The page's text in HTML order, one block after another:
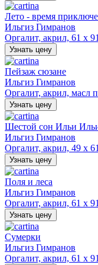
Лето - время
Ильгиз Гимранов
Оргалит, акрил, 61 х
Узнать цену
Пейзаж сюзане
Ильгиз Гимранов
Оргалит, акрил, масл
Узнать цену
Шестой сон Ильи
Ильгиз Гимранов
Оргалит, акрил, 49 х
Узнать цену
Поля и леса
Ильгиз Гимранов
Оргалит, акрил, 61 х
Узнать цену
Сумерки
Ильгиз Гимранов
Оргалит, акрил, 61 х